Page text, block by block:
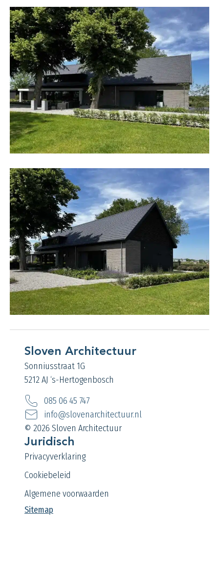
Sloven Architectuur
Sonniusstraat 1G
5212 AJ ‘s-Hertogenbosch
085 06 45 747
info@slovenarchitectuur.nl
© 2026 Sloven Architectuur
Juridisch
Privacyverklaring
Cookiebeleid
Algemene voorwaarden
Sitemap